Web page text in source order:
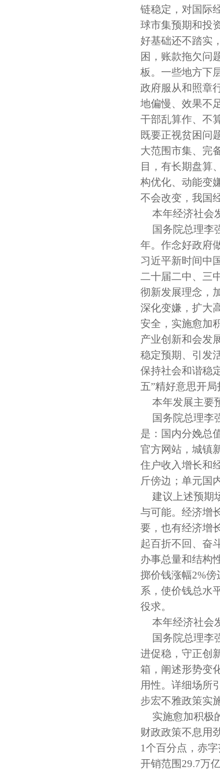
链稳定，对国际
球市集预期和投
好基础还不踏实
困，账款拖欠问
板。一些地方下
政府服从和照章
地偏慢、效果不
干部乱算作、不
既要正视贫困问
大范围市集、完
目，有长期盘算
构优化、动能变
不会改变，我国
本年经济社会
国务院总理李
年。作念好政府
习近平新时间中
二十届二中、三
彻新发展理念，
深化变嫌，扩大
安全，实施愈加
产业创新和会发
稳定预期、引发
保持社会和谐稳
五”精好意思开
本年发展主要
国务院总理李
是：国内分娩总
官方网站，城镇
住户收入增长和
斤傍边；单元国
建议上述预期
与可能。经济增
要，也有经济增
起百折不回、奋
办事总量和结构
掷价钱涨幅2%
系，使价钱总水
役求。
本年经济社会
国务院总理李
进促稳，守正创
箱，阐述形势变
用性。详细场所
步宏不雅政策实
实施愈加积极
财政政策不息用
1个百分点，赤
开销范围29.7万